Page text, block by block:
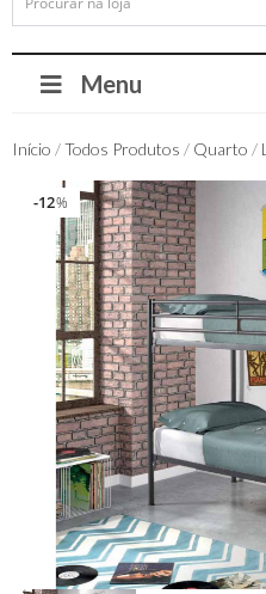
Menu
Início /Todos Produtos / Quarto /
%
12%
12